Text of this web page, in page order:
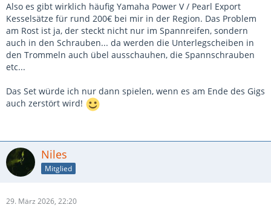
Also es gibt wirklich häufig Yamaha Power V / Pearl Export
Kesselsätze für rund 200€ bei mir in der Region. Das Problem
am Rost ist ja, der steckt nicht nur im Spannreifen, sondern
auch in den Schrauben... da werden die Unterlegscheiben in
den Trommeln auch übel ausschauhen, die Spannschrauben
etc...
Das Set würde ich nur dann spielen, wenn es am Ende des Gigs
auch zerstört wird!
Niles
Mitglied
29. März 2026, 22:20